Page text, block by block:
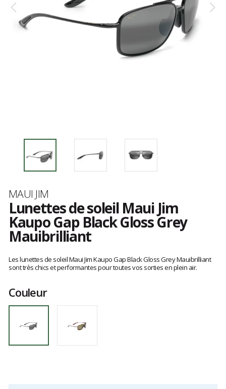
Marque
MAUI JIM
Lunettes de soleil Maui Jim
Kaupo Gap Black Gloss Grey
Mauibrilliant
avis
clients
Les lunettes de soleil Maui Jim Kaupo Gap Black Gloss Grey Mauibrilliant
sont très chics et performantes pour toutes vos sorties en plein air.
Couleur